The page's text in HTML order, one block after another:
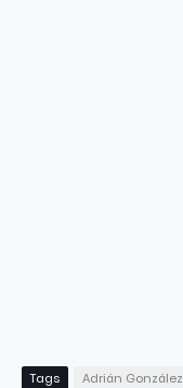
Tags Adrián González